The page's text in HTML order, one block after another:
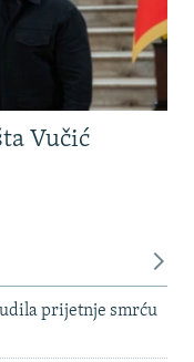
Vučić
prijetnje smrću